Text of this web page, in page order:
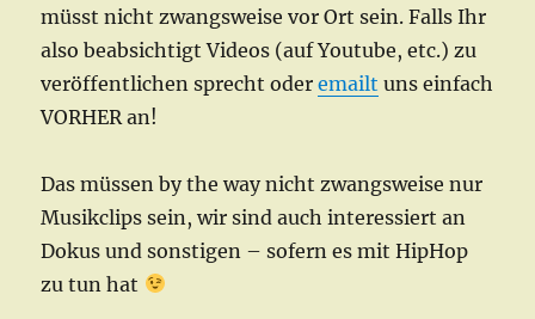
müsst nicht zwangsweise vor Ort sein. Falls Ihr
also beabsichtigt Videos (auf Youtube, etc.) zu
veröffentlichen sprecht oderemailt uns einfach
VORHER an!
Das müssen by the way nicht zwangsweise nur
Musikclips sein, wir sind auch interessiert an
Dokus und sonstigen – sofern es mit HipHop
zu tun hat